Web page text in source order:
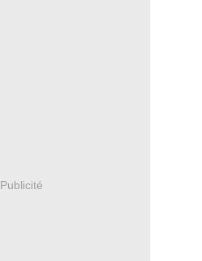
Publicité